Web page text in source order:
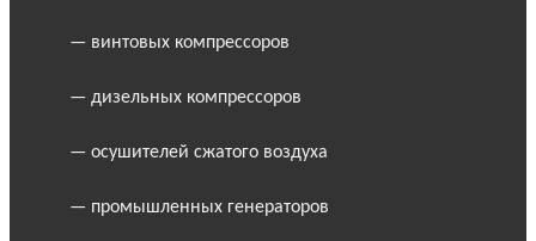
— винтовых компрессоров
— дизельных компрессоров
— осушителей сжатого воздуха
— промышленных генераторов